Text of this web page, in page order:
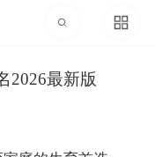
2026最新版